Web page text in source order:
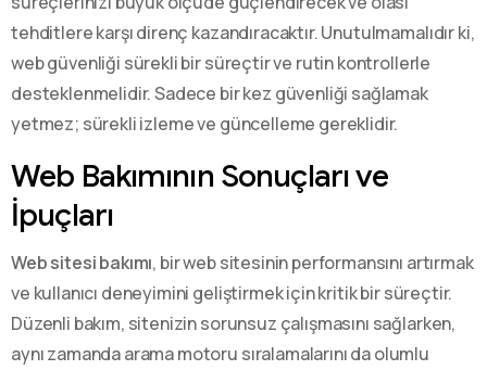
tehditlere karşı direnç kazandıracaktır. Unutulmamalıdır ki,
web güvenliği sürekli bir süreçtir ve rutin kontrollerle
desteklenmelidir. Sadece bir kez güvenliği sağlamak
yetmez; sürekli izleme ve güncelleme gereklidir.
Web Bakımının Sonuçları ve
İpuçları
Web sitesi bakımı, bir web sitesinin performansını artırmak
ve kullanıcı deneyimini geliştirmek için kritik bir süreçtir.
Düzenli bakım, sitenizin sorunsuz çalışmasını sağlarken,
aynı zamanda arama motoru sıralamalarını da olumlu